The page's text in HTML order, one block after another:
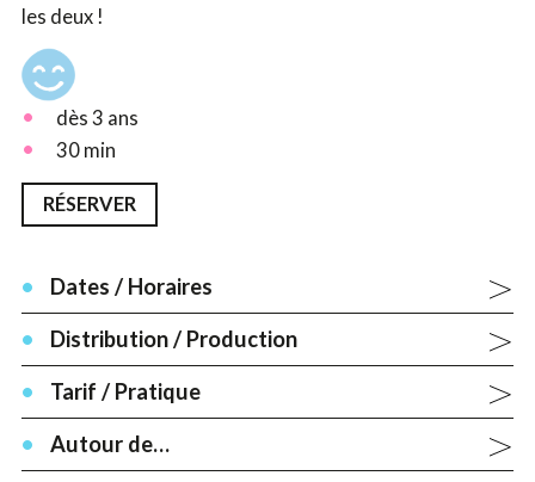
les deux !
dès 3 ans
30 min
RÉSERVER
Dates / Horaires
Distribution / Production
Tarif / Pratique
Autour de…